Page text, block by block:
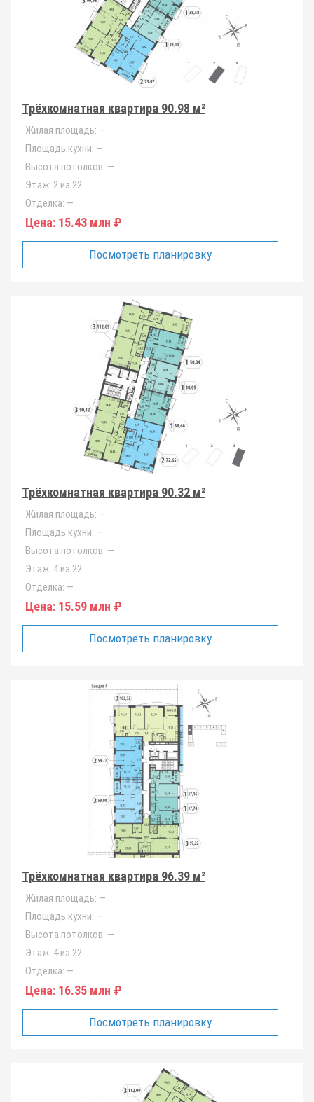
Трёхкомнатная квартира 90.98 м²
Жилая площадь: —
Площадь кухни: —
Высота потолков: —
Этаж: 2 из 22
Отделка: —
Цена: 15.43 млн ₽
Посмотреть планировку
Трёхкомнатная квартира 90.32 м²
Жилая площадь: —
Площадь кухни: —
Высота потолков: —
Этаж: 4 из 22
Отделка: —
Цена: 15.59 млн ₽
Посмотреть планировку
Трёхкомнатная квартира 96.39 м²
Жилая площадь: —
Площадь кухни: —
Высота потолков: —
Этаж: 4 из 22
Отделка: —
Цена: 16.35 млн ₽
Посмотреть планировку